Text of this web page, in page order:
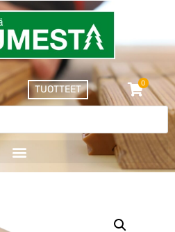
TUOTTEET
0